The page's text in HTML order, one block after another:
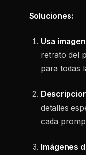
Soluciones:
Usa
retrato del
para todas
detalles
cada
Imágenes